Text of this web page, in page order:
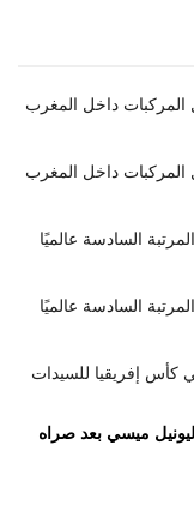
المركبات داخل المغرب
المركبات داخل المغرب
السادسة عالميًا
السادسة عالميًا
كأس إفريقيا للسيدات
ليونيل ميسي بعد صراه